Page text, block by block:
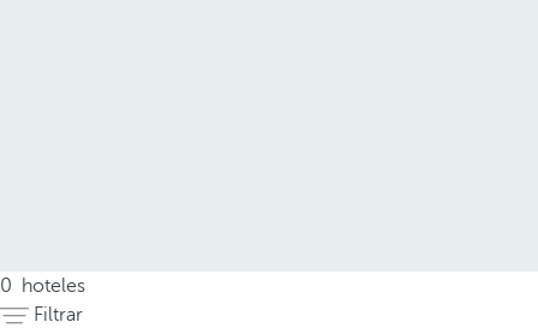
0
hoteles
Filtrar